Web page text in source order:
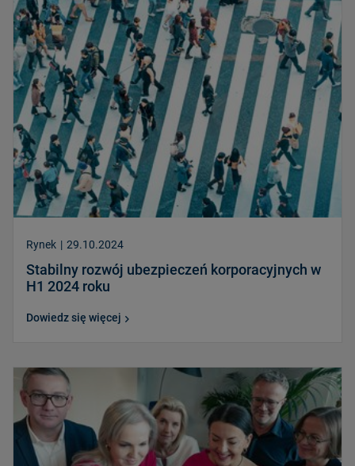
Rynek | 29.10.2024
Stabilny rozwój ubezpieczeń korporacyjnych w
H1 2024 roku
Dowiedz się więcej